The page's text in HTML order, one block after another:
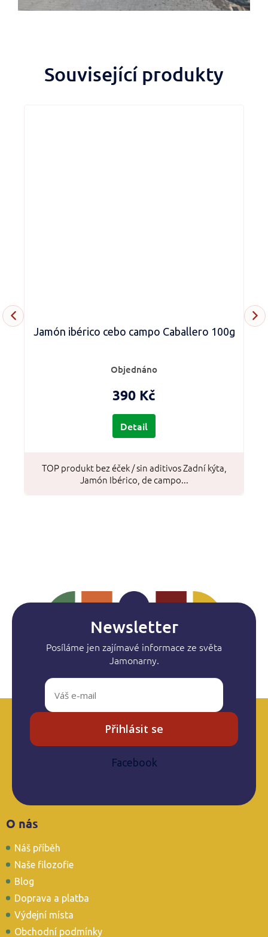
Související produkty
Jamón ibérico cebo campo Caballero 100g
390 Kč
Detail
TOP produkt bez éček / sin aditivos Zadní kýta,
Jamón Ibérico, de campo...
Objednáno
Newsletter
Posíláme jen zajímavé informace ze světa
Jamonarny.
Přihlásit se
Facebook
O nás
Náš příběh
Naše filozofie
Blog
Doprava a platba
Výdejní místa
Obchodní podmínky